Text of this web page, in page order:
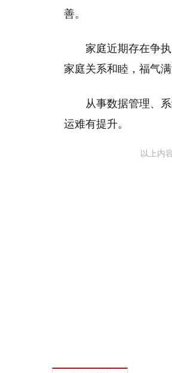
善。
家庭近期存在争
家庭关系和睦，福气满
从事数据管理、
运难有提升。
以上内